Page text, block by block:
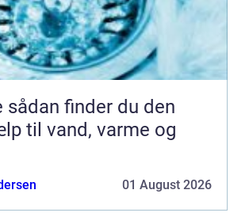
til vand, varme og
01 August 2026